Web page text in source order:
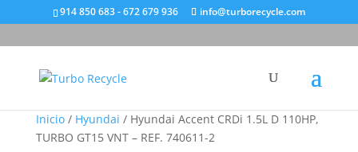
914 850 683 - 672 679 936 info@turborecycle.com
Inicio/ Hyundai / Hyundai Accent CRDi 1.5L D 110HP,
TURBO GT15 VNT – REF. 740611-2